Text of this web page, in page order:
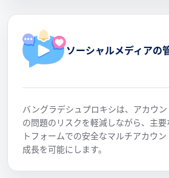
ソーシャルメディアの
バングラデシュプロキシは、アカウ
の問題のリスクを軽減しながら、主
トフォームでの安全なマルチアカウン
成長を可能にします。